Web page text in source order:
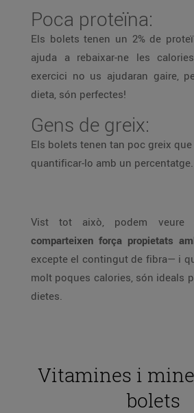
Poca proteïna:
Els bolets tenen un 2% de
ajuda a rebaixar-ne les
exercici no us ajudaran gaire,
dieta, són perfectes!
Gens de greix:
Els bolets tenen tan poc greix
quantificar-lo amb un percentatge.
Vist tot això, podem veure
comparteixen força propietats
excepte el contingut de fibra— i
molt poques calories, són ideals
dietes.
Vitamines i
bolets